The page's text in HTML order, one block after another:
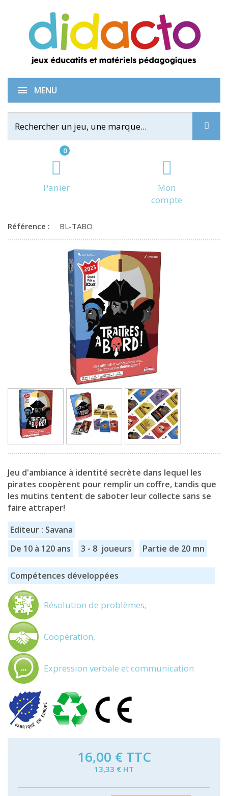
0
Panier
Mon
compte
MENU
Traîtres à bord
Référence : BL-TABO
Jeu d'ambiance à identité secrète dans lequel les
pirates coopèrent pour remplir un coffre, tandis que
les mutins tentent de saboter leur collecte sans se
faire attraper!
Editeur : Savana
De 10 à 120 ans
3 - 8 joueurs Partie de 20 mn
Compétences développées
Résolution de problèmes,
Coopération,
Expression verbale et communication
16,00 € TTC
13,33 € HT